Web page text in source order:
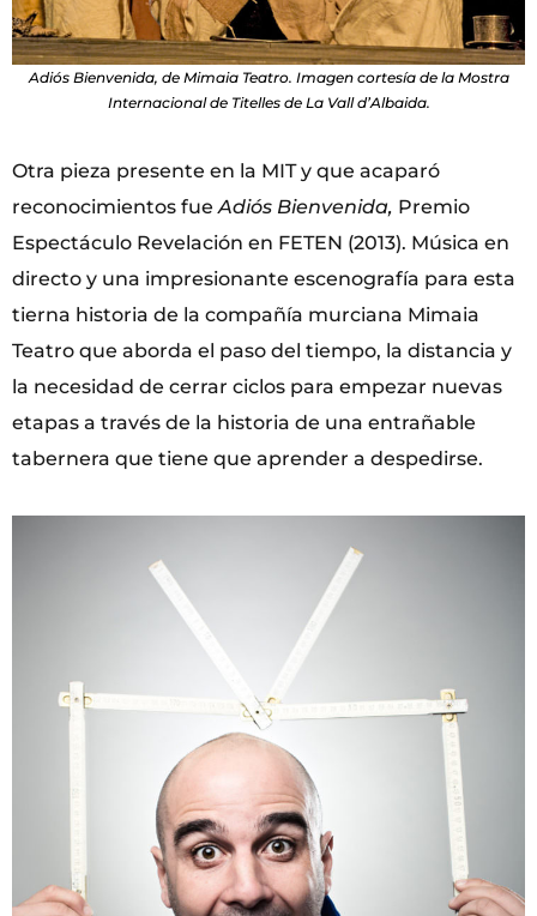
Adiós Bienvenida, de Mimaia Teatro. Imagen cortesía de la Mostra
Internacional de Titelles de La Vall d’Albaida.
Otra pieza presente en la MIT y que acaparó
reconocimientos fueAdiós Bienvenida, Premio
Espectáculo Revelación en FETEN (2013). Música en
directo y una impresionante escenografía para esta
tierna historia de la compañía murciana Mimaia
Teatro que aborda el paso del tiempo, la distancia y
la necesidad de cerrar ciclos para empezar nuevas
etapas a través de la historia de una entrañable
tabernera que tiene que aprender a despedirse.